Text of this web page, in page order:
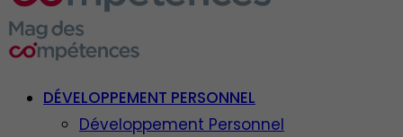
DÉVELOPPEMENT PERSONNEL
Développement Personnel